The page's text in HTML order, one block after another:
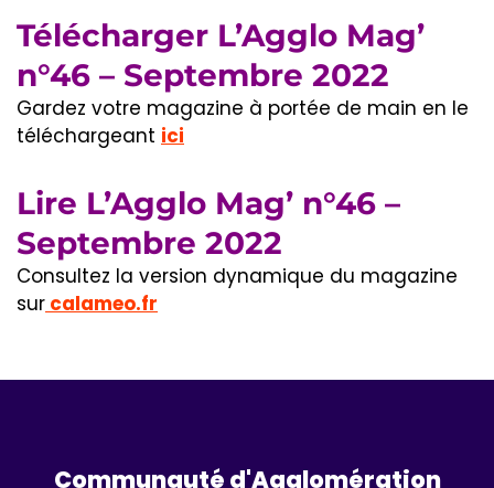
Télécharger L’Agglo Mag’
n°46 – Septembre 2022
Gardez votre magazine à portée de main en le
téléchargeant ici
Lire L’Agglo Mag’ n°46 –
Septembre 2022
Consultez la version dynamique du magazine
sur calameo.fr
Communauté d'Agglomération